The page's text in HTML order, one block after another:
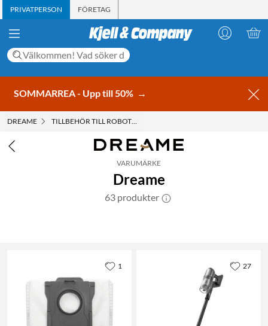
PRIVATPERSON FÖRETAG
SOMMARREA - Upp till 50% →
DREAME TILLBEHÖR TILL ROBOTDAMMSUGARE
VARUMÄRKE
Dreame
63 produkter
1 27